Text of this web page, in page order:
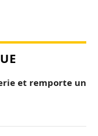
et remporte un